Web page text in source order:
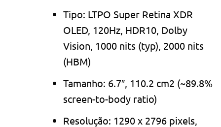
Tipo: LTPO Super Retina XDR
OLED, 120Hz, HDR10, Dolby
Vision, 1000 nits (typ), 2000 nits
(HBM)
Tamanho: 6.7″, 110.2 cm2 (~89.8%
screen-to-body ratio)
Resolução: 1290 x 2796 pixels,